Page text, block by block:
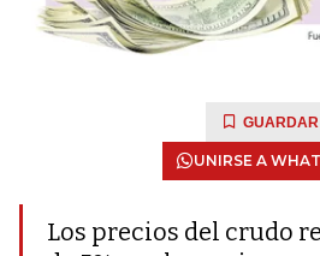
GUARDAR
UNIRSE A
Los precios del crudo